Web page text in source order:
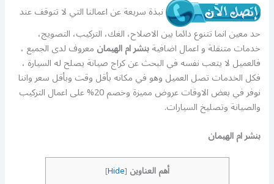
نبذة سريعة عن اعمالنا التي لا تتوقف عند
حد معين انما تتنوع دائما بين الاصلاح، الغك، التركيب، التصويج،
خدمات متنقلة و اعمال اضافيةبنشر ام الهيمانمعروف لدى الجميع ،
فالعميل لا يتعب نفسه في البحث عن كراج صيانة يصلح له السيارة ،
فكل الخدمات تصل العميل وهو في مكانه بأقل وقت وبأقل سعر واننا
نوفر في بعض الاوقات عروض مميزة وخصم 20% على اعمال التركيب
والصيانة وتصليخ السيارات.
بنشر ام الهيمان
أهم العناوين [
Hide
]